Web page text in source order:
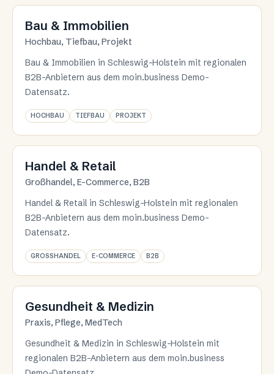
Bau & Immobilien
Hochbau, Tiefbau, Projekt
Bau & Immobilien in Schleswig-Holstein mit regionalen
B2B-Anbietern aus dem moin.business Demo-
Datensatz.
HOCHBAU TIEFBAU PROJEKT
Handel & Retail
Großhandel, E-Commerce, B2B
Handel & Retail in Schleswig-Holstein mit regionalen
B2B-Anbietern aus dem moin.business Demo-
Datensatz.
GROSSHANDEL E-COMMERCE B2B
Gesundheit & Medizin
Praxis, Pflege, MedTech
Gesundheit & Medizin in Schleswig-Holstein mit
regionalen B2B-Anbietern aus dem moin.business